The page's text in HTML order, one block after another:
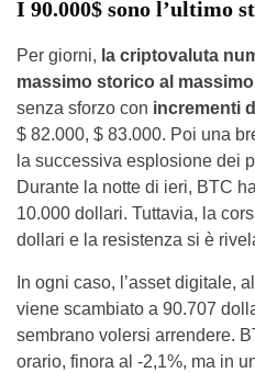
I 90.000$ sono l’ultimo
Per giorni, la criptovaluta
massimo storico al
senza sforzo con incrementi
$ 82.000, $ 83.000. Poi una
la successiva esplosione dei
Durante la notte di ieri, BTC
10.000 dollari. Tuttavia, la
dollari e la resistenza si è
In ogni caso, l’asset digitale,
viene scambiato a 90.707
sembrano volersi arrendere.
orario, finora al -2,1%, ma in